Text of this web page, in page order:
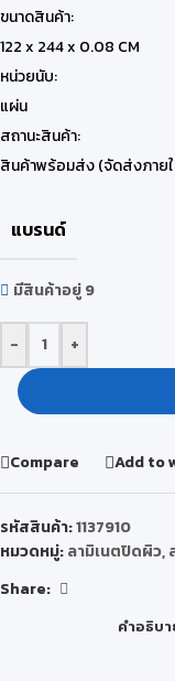
ขนาดสินค้า:
122 x 244 x 0.08 CM
หน่วยนับ:
แผ่น
สถานะสินค้า:
สินค้าพร้อมส่ง (จัดส่งภาย
แบรนด์
มีสินค้าอยู่ 9
-
+
Compare Add to
รหัสสินค้า:1137910
หมวดหมู่:ลามิเนตปิดผิว,
Share:
คำอธิบา